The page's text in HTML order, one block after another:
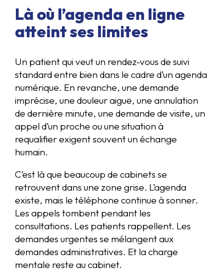
Là où l’agenda en ligne
atteint ses limites
Un patient qui veut un rendez-vous de suivi
standard entre bien dans le cadre d’un agenda
numérique. En revanche, une demande
imprécise, une douleur aiguë, une annulation
de dernière minute, une demande de visite, un
appel d’un proche ou une situation à
requalifier exigent souvent un échange
humain.
C’est là que beaucoup de cabinets se
retrouvent dans une zone grise. L’agenda
existe, mais le téléphone continue à sonner.
Les appels tombent pendant les
consultations. Les patients rappellent. Les
demandes urgentes se mélangent aux
demandes administratives. Et la charge
mentale reste au cabinet.